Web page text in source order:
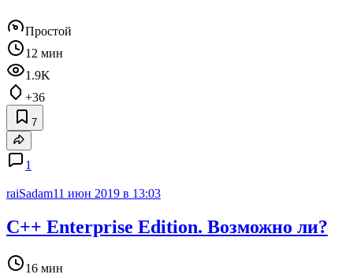
Простой
12 мин
1.9K
+36
7
1
raiSadam11 июн 2019 в 13:03
C++ Enterprise Edition. Возможно ли?
16 мин